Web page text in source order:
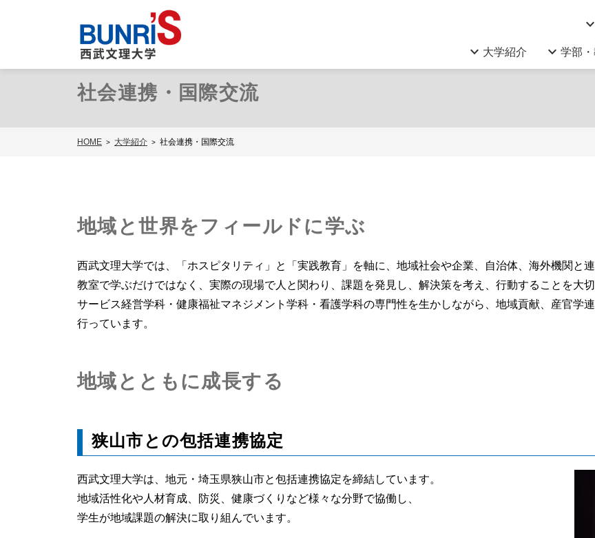
keyboard_arrow_down
keyboard_arrow_down 大学紹介 keyboard_arrow_down 学部
HOME 大学紹介 社会連携・国際交流
社会連携・国際交流
地域と世界をフィールドに学ぶ
西武文理大学では、「ホスピタリティ」と「実践教育」を軸に、地域社会や企業、自治体、海外機関と
教室で学ぶだけではなく、実際の現場で人と関わり、課題を発見し、解決策を考え、行動することを大切
サービス経営学科・健康福祉マネジメント学科・看護学科の専門性を生かしながら、地域貢献、産官学
行っています。
地域とともに成長する
狭山市との包括連携協定
西武文理大学は、地元・埼玉県狭山市と包括連携協定を締結しています。
地域活性化や人材育成、防災、健康づくりなど様々な分野で協働し、
学生が地域課題の解決に取り組んでいます。